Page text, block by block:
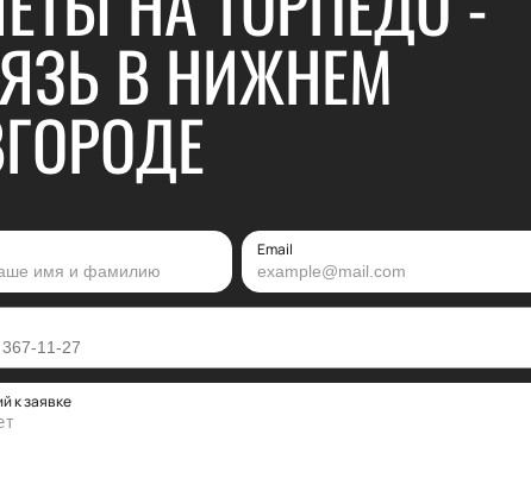
В НИЖНЕМ
Email
к заявке